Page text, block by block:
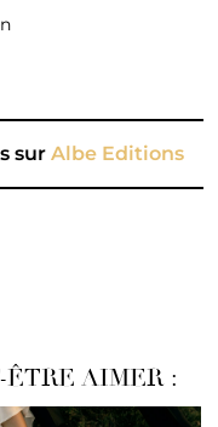
sur Albe Editions
AIMER :